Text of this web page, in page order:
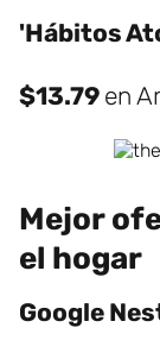
'Hábitos
$13.79 en
Mejor
el hogar
Google